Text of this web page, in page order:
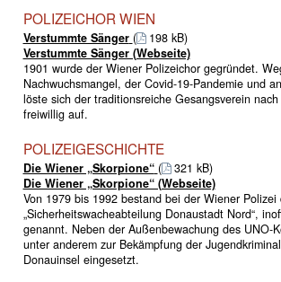
POLIZEICHOR WIEN
Verstummte Sänger (
198 kB)
Verstummte Sänger (Webseite)
1901 wurde der Wiener Polizeichor gegründet.
Nachwuchsmangel, der Covid-19-Pandemie und
löste sich der traditionsreiche Gesangsverein
freiwillig auf.
POLIZEIGESCHICHTE
Die Wiener „Skorpione“ (
321 kB)
Die Wiener „Skorpione“ (Webseite)
Von 1979 bis 1992 bestand bei der Wiener Polizei
„Sicherheitswacheabteilung Donaustadt Nord“,
genannt. Neben der Außenbewachung des UNO-
unter anderem zur Bekämpfung der
Donauinsel eingesetzt.